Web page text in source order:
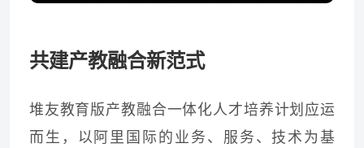
共建产教融合新范式
堆友教育版产教融合一体化人才培养计划应运
而生，以阿里国际的业务、服务、技术为基